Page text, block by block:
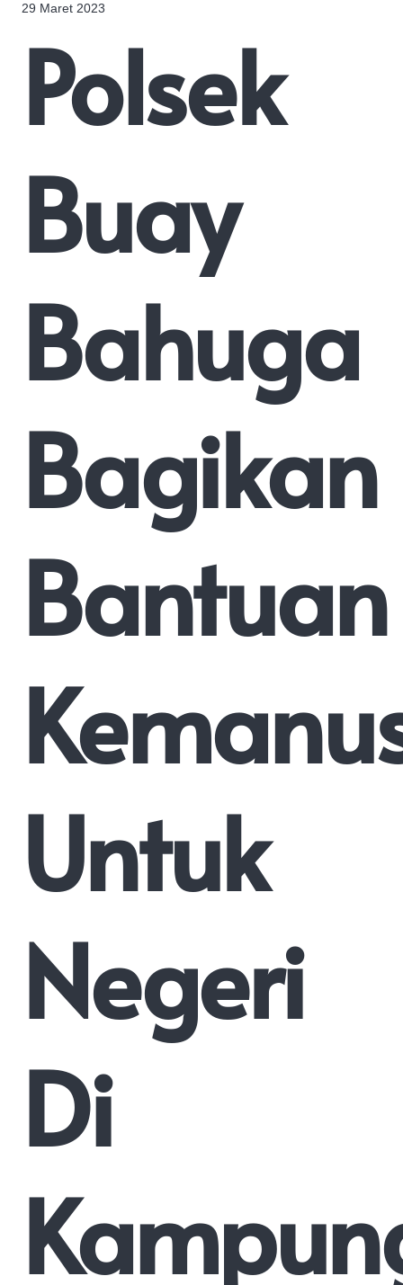
29 Maret 2023
Polsek
Buay
Bahuga
Bagikan
Bantuan
Untuk
Negeri
Di